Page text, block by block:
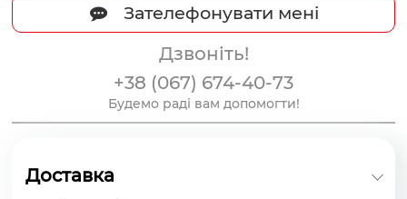
Зателефонувати мені
Дзвоніть!
+38 (067) 674-40-73
Будемо раді вам допомогти!
Доставка